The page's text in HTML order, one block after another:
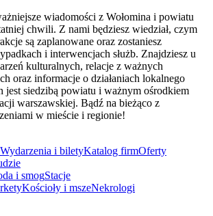
wiadomości z Wołomina i powiatu
chwili. Z nami będziesz wiedział, czym
są zaplanowane oraz zostaniesz
i interwencjach służb. Znajdziesz u
kulturalnych, relacje z ważnych
oraz informacje o działaniach lokalnego
jest siedzibą powiatu i ważnym ośrodkiem
warszawskiej. Bądź na bieżąco z
w mieście i regionie!
Wydarzenia i biletyKatalog firmOferty
i smogStacje
Kościoły i mszeNekrologi